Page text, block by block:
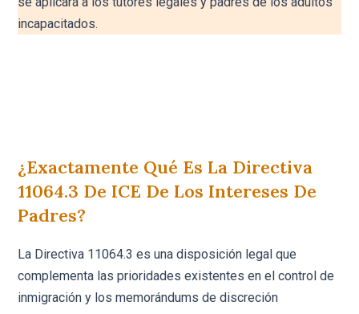
incapacitados.
¿Exactamente Qué Es La Directiva
11064.3 De ICE De Los Intereses De
Padres?
La Directiva 11064.3 es una disposición legal que
complementa las prioridades existentes en el control de
inmigración y los memorándums de discreción